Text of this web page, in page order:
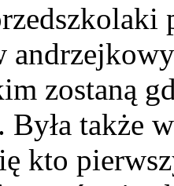
zostaną
Była także
kto